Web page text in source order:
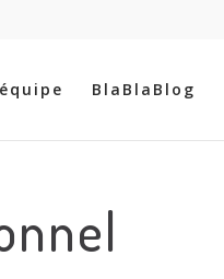
BlaBlaBlog